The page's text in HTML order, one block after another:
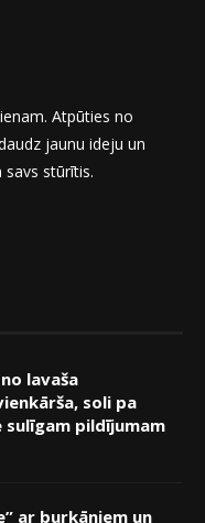
Atpūties no
jaunu ideju un
stūrītis.
lavaša
soli pa
pildījumam
ar burkāniem un